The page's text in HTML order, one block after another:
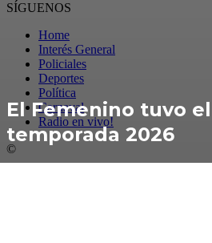
El Femenino tuvo
temporada 2026
SÍGUENOS
Home
Interés General
Policiales
Deportes
Política
Carnaval
Radio en vivo!
©